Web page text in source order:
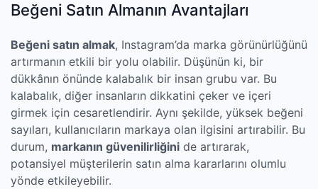
Beğeni Satın Almanın Avantajları
Beğeni satın almak, Instagram’da marka görünürlüğünü
artırmanın etkili bir yolu olabilir. Düşünün ki, bir
dükkânın önünde kalabalık bir insan grubu var. Bu
kalabalık, diğer insanların dikkatini çeker ve içeri
girmek için cesaretlendirir. Aynı şekilde, yüksek beğeni
sayıları, kullanıcıların markaya olan ilgisini artırabilir. Bu
durum, markanın güvenilirliğini de artırarak,
potansiyel müşterilerin satın alma kararlarını olumlu
yönde etkileyebilir.